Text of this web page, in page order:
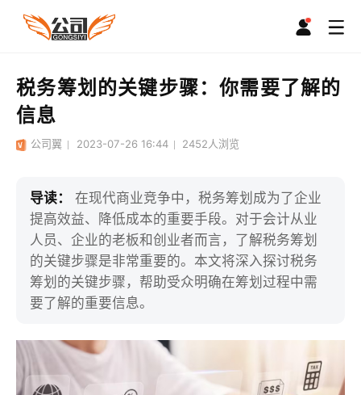
税务筹划的关键步骤：你需要了解的
信息
公司翼 2023-07-26 16:44 2452人浏览
导读：
在现代商业竞争中，税务筹划成为了企业
提高效益、降低成本的重要手段。对于会计从业
人员、企业的老板和创业者而言，了解税务筹划
的关键步骤是非常重要的。本文将深入探讨税务
筹划的关键步骤，帮助受众明确在筹划过程中需
要了解的重要信息。